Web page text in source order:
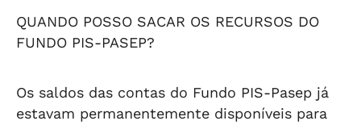
QUANDO POSSO SACAR OS RECURSOS DO
FUNDO PIS-PASEP?
Os saldos das contas do Fundo PIS-Pasep já
estavam permanentemente disponíveis para